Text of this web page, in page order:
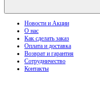
Новости и Акции
О нас
Как сделать заказ
Оплата и доставка
Возврат и гарантия
Сотрудничество
Контакты